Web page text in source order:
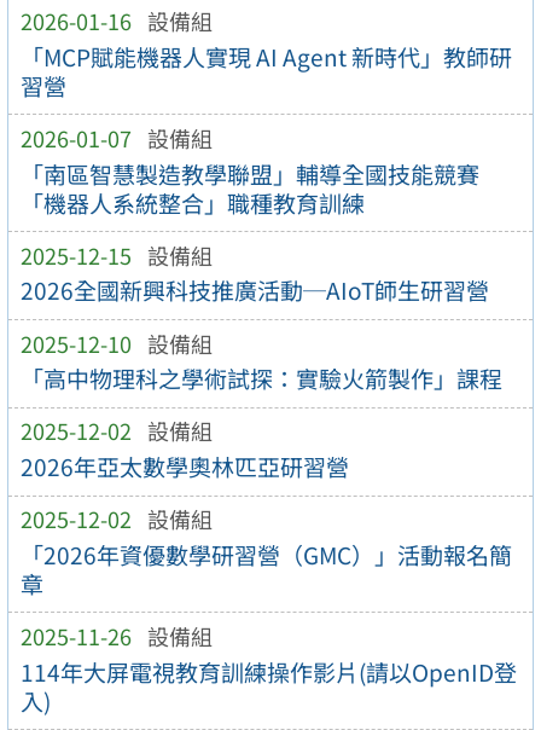
2026-01-16 設備組
「MCP賦能機器人實現 AI Agent 新時代」教師研
習營
2026-01-07 設備組
「南區智慧製造教學聯盟」輔導全國技能競賽
「機器人系統整合」職種教育訓練
2025-12-15 設備組
2026全國新興科技推廣活動─AIoT師生研習營
2025-12-10 設備組
「高中物理科之學術試探：實驗火箭製作」課程
2025-12-02 設備組
2026年亞太數學奧林匹亞研習營
2025-12-02 設備組
「2026年資優數學研習營（GMC）」活動報名簡
章
2025-11-26 設備組
114年大屏電視教育訓練操作影片(請以OpenID登
入)